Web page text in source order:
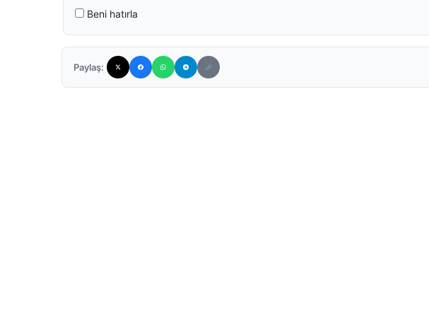
Beni hatırla
Paylaş: